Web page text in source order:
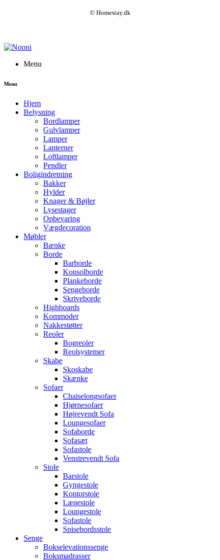
© Homestay.dk
Menu
Menu
Hjem
Belysning
Bordlamper
Gulvlamper
Lamper
Lanterner
Loftlamper
Pendler
Boligindretning
Bakker
Hylder
Knager & Bøjler
Lysestager
Opbevaring
Vægdecoration
Møbler
Bænke
Borde
Barborde
Konsolborde
Plankeborde
Sengeborde
Skriveborde
Highboards
Kommoder
Nakkestøtter
Reoler
Bogreoler
Reolsystemer
Skabe
Skoskabe
Skænke
Sofaer
Chaiselongsofaer
Hjørnesofaer
Højrevendt Sofa
Loungesofaer
Sofaborde
Sofasæt
Sofastole
Venstrevendt Sofa
Stole
Barstole
Gyngestole
Kontorstole
Lænestole
Loungestole
Sofastole
Spisebordsstole
Senge
Bokselevationssenge
Boksmadrasser